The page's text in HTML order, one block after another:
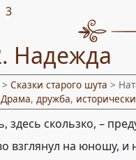
3
Надежда
Сказки старого шута >
Драма, дружба,
здесь скользко, –
взглянул на юношу, и